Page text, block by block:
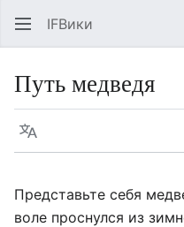
IFВики
Путь медведя
Язык
Представьте себя
воле проснулся из